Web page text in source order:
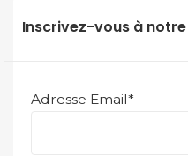
Inscrivez-vous à
Adresse Email*